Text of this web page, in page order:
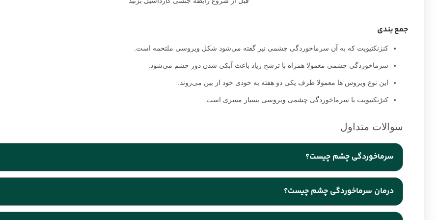
علائم آلرژی را تسکین می‌دهند ممکن است توسط پزشک شما توصیه شود.
نگاه می‌کنید درد شدیدی در ناحیه چشم احساس می‌کنید به پزشک مراجعه کنید.